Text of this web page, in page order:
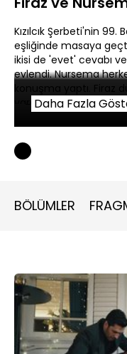
Kızılcık Şerbeti'nin
eşliğinde masaya
ikisi de 'evet' cevabı
evlendi. Nursema
konuşma yaptı. Firaz
yardım ettiğini
çıktı. Firaz,
Daha Fazla
BÖLÜMLER